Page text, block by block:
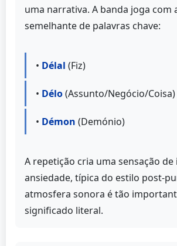
uma narrativa. A banda joga com
semelhante de palavras chave:
• Délal (Fiz)
• Délo(Assunto/Negócio/Coisa)
• Démon (Demónio)
A repetição cria uma sensação de
ansiedade, típica do estilo post-
atmosfera sonora é tão
significado literal.